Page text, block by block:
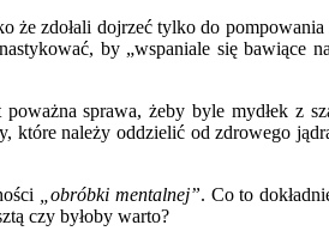
że zdołali dojrzeć tylko do
by „wspaniale się bawiące
sprawa, żeby byle mydłek z
które należy oddzielić od zdrowego
„obróbki mentalnej”. Co to
czy byłoby warto?